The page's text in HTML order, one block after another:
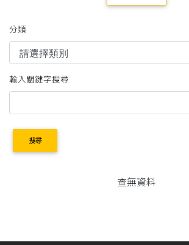
分類
輸入關鍵字搜尋
搜尋
查無資料